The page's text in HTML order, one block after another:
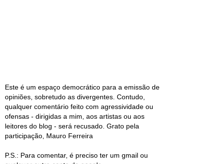
Este é um espaço democrático para a emissão de
opiniões, sobretudo as divergentes. Contudo,
qualquer comentário feito com agressividade ou
ofensas - dirigidas a mim, aos artistas ou aos
leitores do blog - será recusado. Grato pela
participação, Mauro Ferreira
P.S.: Para comentar, é preciso ter um gmail ou